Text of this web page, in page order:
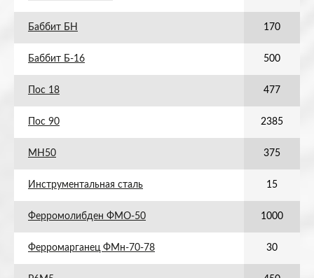
Баббит БН 170
Баббит Б-16 500
Пос 18 477
Пос 90 2385
МН50 375
Инструментальная сталь 15
Ферромолибден ФМО-50 1000
Ферромарганец ФМн-70-78 30